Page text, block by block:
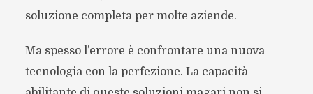
soluzione completa per molte aziende.
Ma spesso l’errore è confrontare una nuova
tecnologia con la perfezione. La capacità